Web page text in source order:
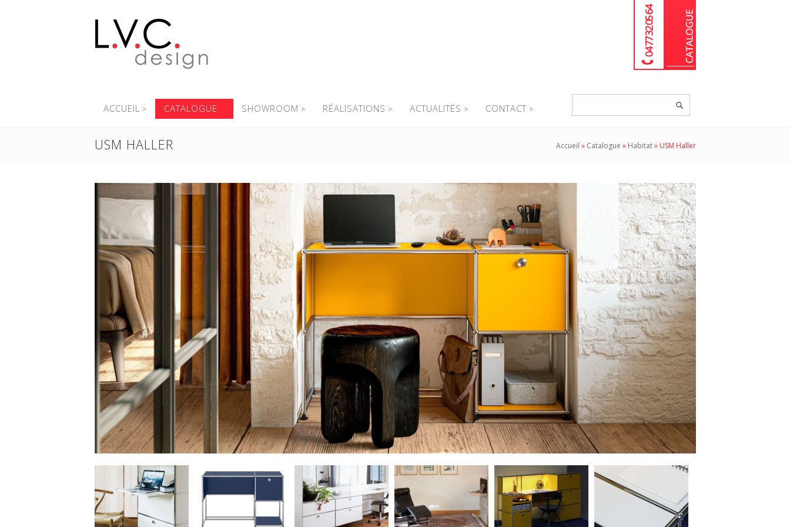
04 77 32 05 64
ACCUEIL CATALOGUE SHOWROOM RÉALISATIONS ACTUALITÉS CONTACT
USM HALLER Accueil » Catalogue » Habitat» USM Haller